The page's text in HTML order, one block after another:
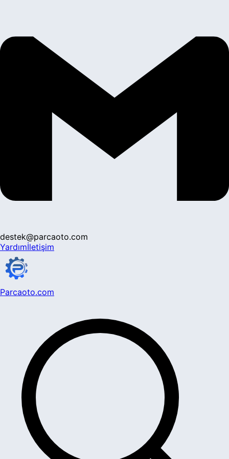
destek@parcaoto.com
Yardımİletişim
Parcaoto.com